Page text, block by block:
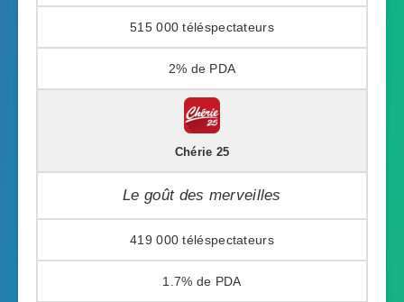
515 000
2%
Chérie 25
Le goût des merveilles
419 000
1.7%